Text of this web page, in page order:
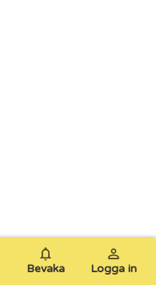
Bevaka Logga in